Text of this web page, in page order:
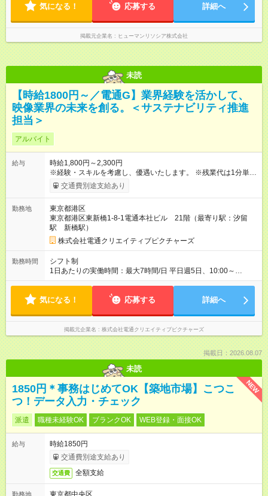
気になる！ 応募する 詳細へ
掲載元企業名 ヒューマンリソシア株式会社
未読
【時給1800円～／電通G】業界経験を活かして、
映像業界の未来を創る。＜サステナビリティ推進
担当＞
アルバイト
給与
時給1,800円～2,300円
※経験・スキルを考慮し、優遇いたします。 ※残業代は1分単位
で全額支給します。 【試用期間】試用期間なし
交通費別途支給あり
勤務地
東京都港区
東京都港区東新橋1-8-1電通本社ビル 21階（最寄り駅：汐留
駅 新橋駅）
株式会社電通クリエイティブピクチャーズ
勤務時間
シフト制
1日あたりの実働時間：最大7時間/日 平日週5日、10:00～
18:00（実働7時間、休憩1時間） ・所定時間外勤務：あり（残
捗状況によります） ※上記時間から多少変更することもできま
ワークも可能です
気になる！ 応募する 詳細へ
掲載元企業名 株式会社電通クリエイティブピクチャーズ
掲載日：2026.08.07
未読
NEW
1850円＊事務はじめてOK【築地市場】こつこ
つ！データ入力・チェック
派遣 職種未経験OK ブランクOK WEB登録・面接OK
給与
時給1850円
交通費別途支給あり
交通費 全額支給
勤務地 東京都中央区